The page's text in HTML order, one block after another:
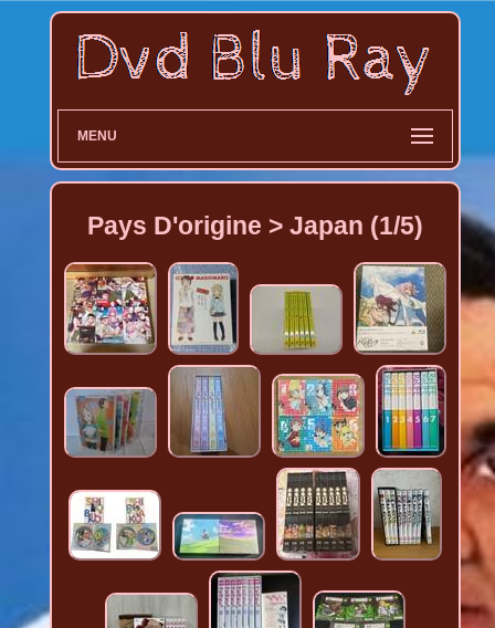
MENU
Pays D'origine > Japan (1/5)